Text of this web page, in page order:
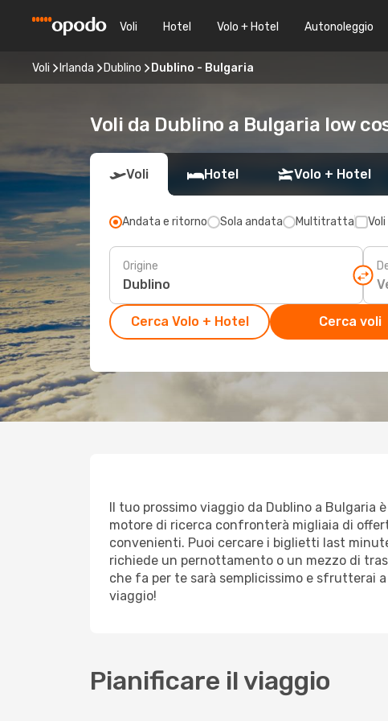
Voli Hotel Volo + Hotel Autonoleggio
Voli Irlanda Dublino Dublino - Bulgaria
Voli da Dublino a Bulgaria low
Voli Hotel Volo + Hotel
Andata e ritorno Sola andata Multitratta
Origine
Cerca Volo + Hotel Cerca voli
Il tuo prossimo viaggio da Dublino a Bulgaria
motore di ricerca confronterà migliaia di
convenienti. Puoi cercare i biglietti last
richiede un pernottamento o un mezzo di
che fa per te sarà semplicissimo e sfrutterai
viaggio!
Pianificare il viaggio